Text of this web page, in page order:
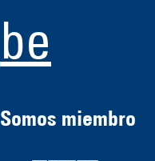
be
Somos miembro